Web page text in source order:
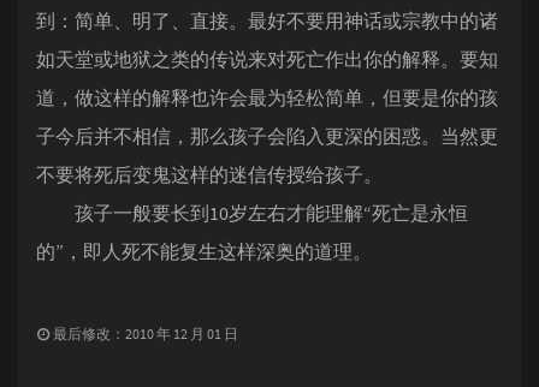
到：简单、明了、直接。最好不要用神话或宗教中的诸
如天堂或地狱之类的传说来对死亡作出你的解释。要知
道，做这样的解释也许会最为轻松简单，但要是你的孩
子今后并不相信，那么孩子会陷入更深的困惑。当然更
不要将死后变鬼这样的迷信传授给孩子。
孩子一般要长到10岁左右才能理解“死亡是永恒
的”，即人死不能复生这样深奥的道理。
最后修改：2010 年 12 月 01 日